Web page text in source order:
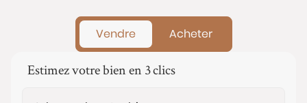
Vendre Acheter
Estimez votre bien en 3 clics